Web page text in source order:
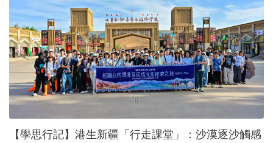
【學思行記】港生新疆「行走課堂」：沙漠逐沙觸感